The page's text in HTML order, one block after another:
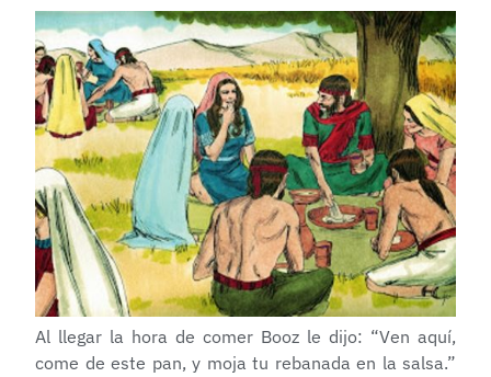
Al llegar la hora de comer Booz le dijo: “Ven aquí,
come de este pan, y moja tu rebanada en la salsa.”